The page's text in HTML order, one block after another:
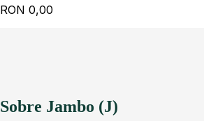
RON 0,00
Sobre Jambo (J)